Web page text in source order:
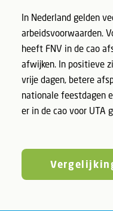
In Nederland gelden
arbeidsvoorwaarden.
heeft FNV in de cao
afwijken. In positieve
vrije dagen, betere
nationale feestdagen
er in de cao voor UTA